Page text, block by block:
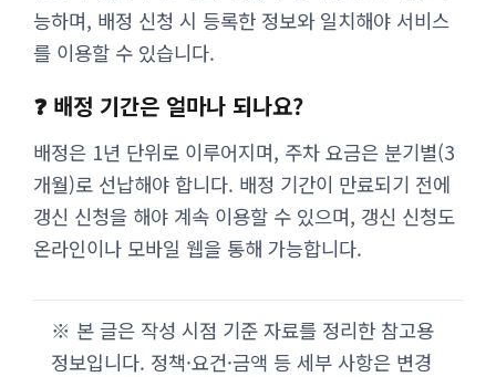
능하며, 배정 신청 시 등록한 정보와 일치해야 서비스
를 이용할 수 있습니다.
❓ 배정 기간은 얼마나 되나요?
배정은 1년 단위로 이루어지며, 주차 요금은 분기별(3
개월)로 선납해야 합니다. 배정 기간이 만료되기 전에
갱신 신청을 해야 계속 이용할 수 있으며, 갱신 신청도
온라인이나 모바일 웹을 통해 가능합니다.
※ 본 글은 작성 시점 기준 자료를 정리한 참고용
정보입니다. 정책·요건·금액 등 세부 사항은 변경